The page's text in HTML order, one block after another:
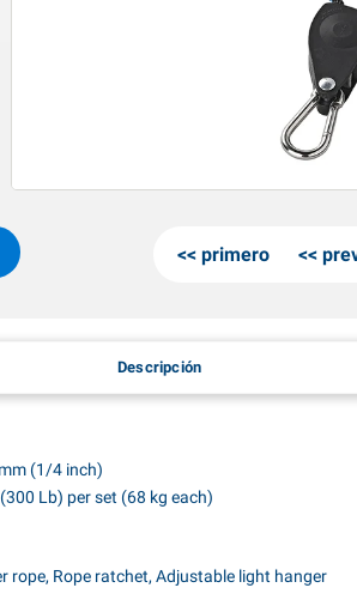
primero
Descripción
(1/4 inch)
Lb) per set (68 kg each)
rope, Rope ratchet, Adjustable light hanger